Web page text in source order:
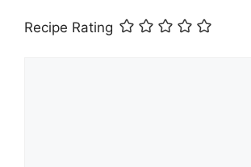
Recipe Rating